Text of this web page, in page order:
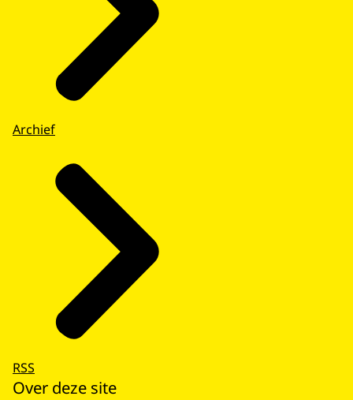
Archief
RSS
Over deze site